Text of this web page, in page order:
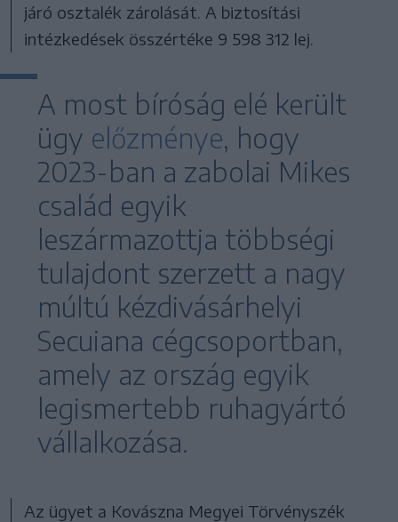
járó osztalék zárolását. A biztosítási
intézkedések összértéke 9 598 312 lej.
A most bíróság elé került
ügy előzménye, hogy
2023-ban a zabolai Mikes
család egyik
leszármazottja többségi
tulajdont szerzett a nagy
múltú kézdivásárhelyi
Secuiana cégcsoportban,
amely az ország egyik
legismertebb ruhagyártó
vállalkozása.
Az ügyet a Kovászna Megyei Törvényszék